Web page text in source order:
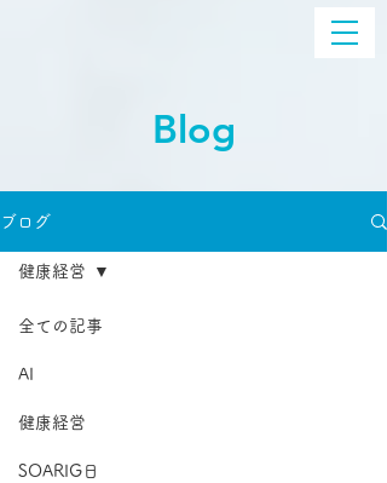
Blog
ブログ
全ての記事
AI
健康経営
SOARIG日
健康経営